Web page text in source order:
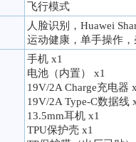
飞行模式
人脸识别，Huawei
运动健康，单手操作
手机 x1
电池（内置） x1
19V/2A Charge充电器
19V/2A Type-C数据线
13.5mm耳机 x1
TPU保护壳 x1